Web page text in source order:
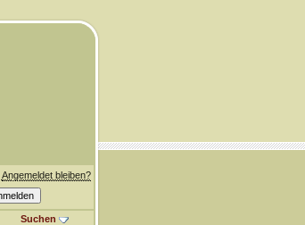
Angemeldet bleiben?
Suchen